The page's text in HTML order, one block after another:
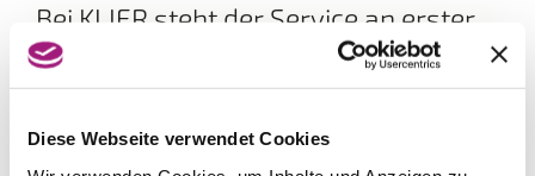
Diese Webseite verwendet Cookies
Bei KLIER steht der Service an erster
Stelle!
Bedienung mit oder ohne Voranmeldung, eine
Kopfmassage nach dem Waschen sind